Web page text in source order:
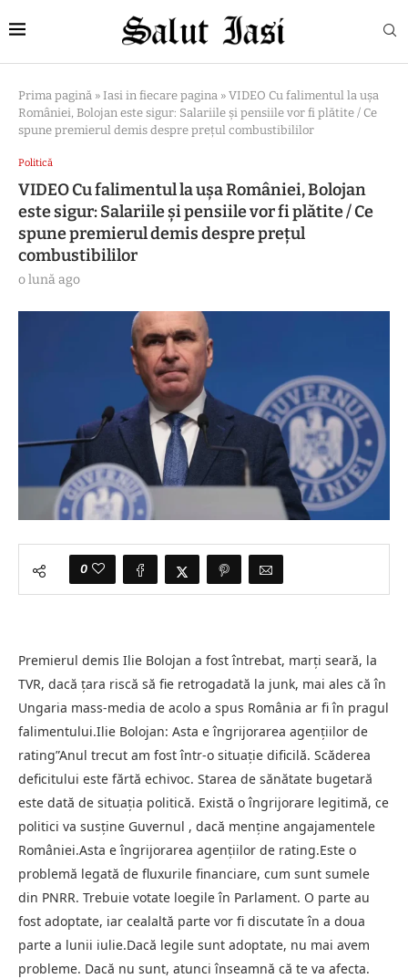
Prima pagină » Iasi in fiecare pagina » VIDEO Cu falimentul la ușa
României, Bolojan este sigur: Salariile și pensiile vor fi plătite / Ce
spune premierul demis despre prețul combustibililor
Politică
VIDEO Cu falimentul la ușa României, Bolojan
este sigur: Salariile și pensiile vor fi plătite / Ce
spune premierul demis despre prețul
combustibililor
o lună ago
0
Premierul demis Ilie Bolojan a fost întrebat, marți seară, la
TVR, dacă țara riscă să fie retrogadată la junk, mai ales că în
Ungaria mass-media de acolo a spus România ar fi în pragul
falimentului.Ilie Bolojan: Asta e îngrijorarea agențiilor de
rating”Anul trecut am fost într-o situație dificilă. Scăderea
deficitului este fărtă echivoc. Starea de sănătate bugetară
este dată de situația politică. Există o îngrijorare legitimă, ce
politici va susține Guvernul , dacă menține angajamentele
României.Asta e îngrijorarea agențiilor de rating.Este o
problemă legată de fluxurile financiare, cum sunt sumele
din PNRR. Trebuie votate loegile în Parlament. O parte au
fost adoptate, iar cealaltă parte vor fi discutate în a doua
parte a lunii iulie.Dacă legile sunt adoptate, nu mai avem
probleme. Dacă nu sunt, atunci înseamnă că te va afecta.